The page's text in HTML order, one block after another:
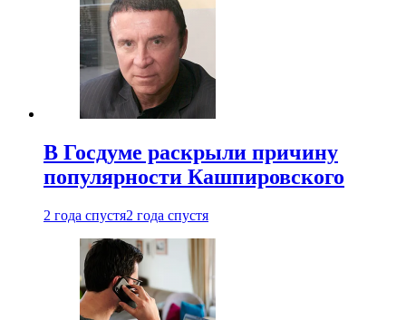
В Госдуме раскрыли причину
популярности Кашпировского
2 года спустя2 года спустя